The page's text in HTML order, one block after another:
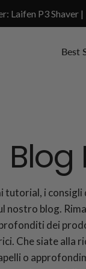
Laifen P3 Shaver
Best
Blog
tutorial, i consigli
nostro blog.
dei
Che siate alla
o